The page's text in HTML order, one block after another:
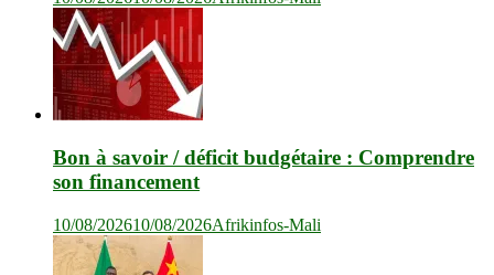
Bon à savoir / déficit budgétaire : Comprendre
son financement
10/08/202610/08/2026Afrikinfos-Mali